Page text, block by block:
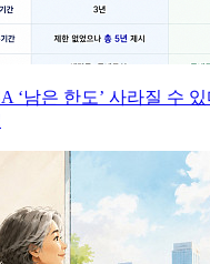
‘남은 한도’ 사라질 수